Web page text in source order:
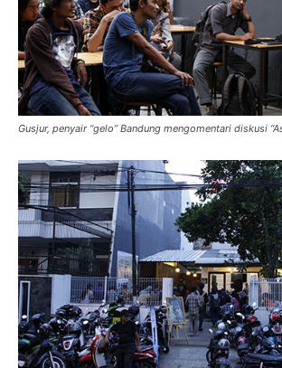
Gusjur, penyair “gelo” Bandung mengomentari diskusi